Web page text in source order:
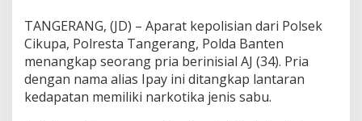
r
i
a
i
t
TANGERANG, (JD) – Aparat kepolisian dari Polsek
Cikupa, Polresta Tangerang, Polda Banten
menangkap seorang pria berinisial AJ (34). Pria
dengan nama alias Ipay ini ditangkap lantaran
kedapatan memiliki narkotika jenis sabu.